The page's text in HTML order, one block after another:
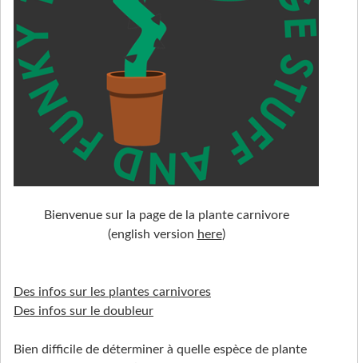
Bienvenue sur la page de la plante carnivore
(english version here)
Des infos sur les plantes carnivores
Des infos sur le doubleur
Bien difficile de déterminer à quelle espèce de plante